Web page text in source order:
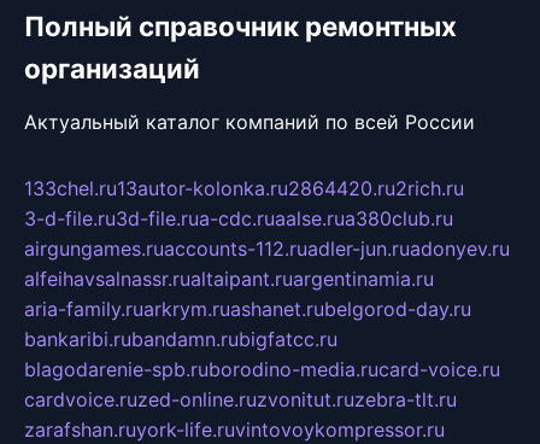
Полный справочник ремонтных
организаций
Актуальный каталог компаний по всей России
133chel.ru13autor-kolonka.ru2864420.ru2rich.ru
3-d-file.ru3d-file.rua-cdc.ruaalse.rua380club.ru
airgungames.ruaccounts-112.ruadler-jun.ruadonyev.ru
alfeihavsalnassr.rualtaipant.ruargentinamia.ru
aria-family.ruarkrym.ruashanet.rubelgorod-day.ru
bankaribi.rubandamn.rubigfatcc.ru
blagodarenie-spb.ruborodino-media.rucard-voice.ru
cardvoice.ruzed-online.ruzvonitut.ruzebra-tlt.ru
zarafshan.ruyork-life.ruvintovoykompressor.ru